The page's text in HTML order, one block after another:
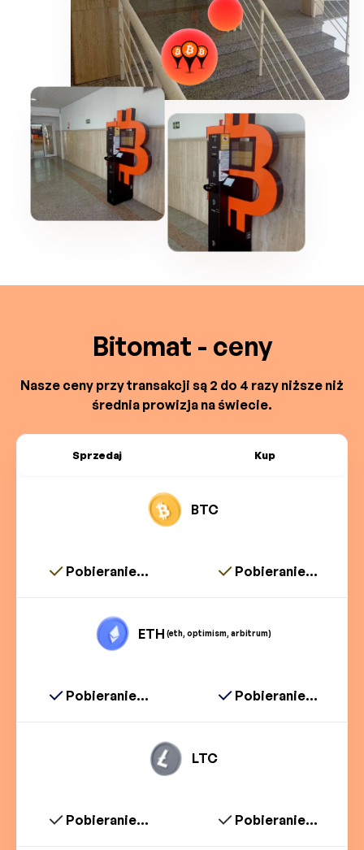
Bitomat - ceny
Nasze ceny przy transakcji są 2 do 4 razy niższe niż
średnia prowizja na świecie.
Sprzedaj Kup
BTC
Pobieranie... Pobieranie...
ETH (eth, optimism, arbitrum)
Pobieranie... Pobieranie...
LTC
Pobieranie... Pobieranie...